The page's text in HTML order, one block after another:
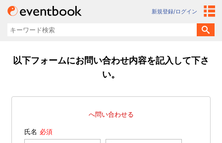
新規登録/ログイン
以下フォームにお問い合わせ内容を記入して下さ
い。
へ問い合わせる
氏名